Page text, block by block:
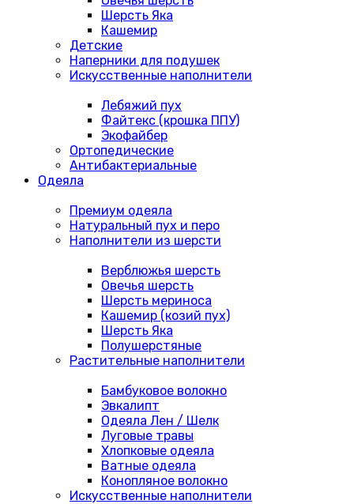
Шерсть Яка
Кашемир
Детские
Наперники для подушек
Искусственные наполнители
Лебяжий пух
Файтекс (крошка ППУ)
Экофайбер
Ортопедические
Антибактериальные
Одеяла
Премиум одеяла
Натуральный пух и перо
Наполнители из шерсти
Верблюжья шерсть
Овечья шерсть
Шерсть мериноса
Кашемир (козий пух)
Шерсть Яка
Полушерстяные
Растительные наполнители
Бамбуковое волокно
Эвкалипт
Одеяла Лен / Шелк
Луговые травы
Хлопковые одеяла
Ватные одеяла
Конопляное волокно
Искусственные наполнители